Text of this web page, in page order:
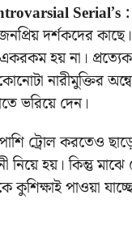
Serial’s :
দর্শকদের
হয় না।
নারীমুক্তির
ভরিয়ে দেন।
ট্রোল করতেও
নিয়ে হয়। কিন্তু
কুশিক্ষাই পাওয়া